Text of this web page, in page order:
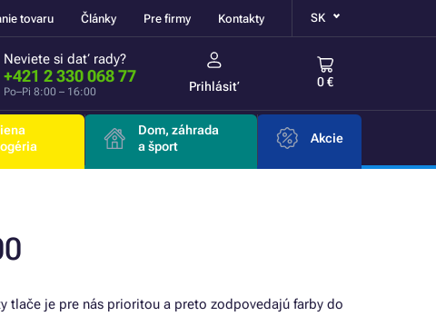
tovaru Články Pre firmy Kontakty SK
Neviete si dať rady?
+421 2 330 068 77
Po–Pi 8:00 – 16:00 Prihlásiť 0 €
Dom, záhrada
a šport
Akcie
tlače je pre nás prioritou a preto zodpovedajú farby do